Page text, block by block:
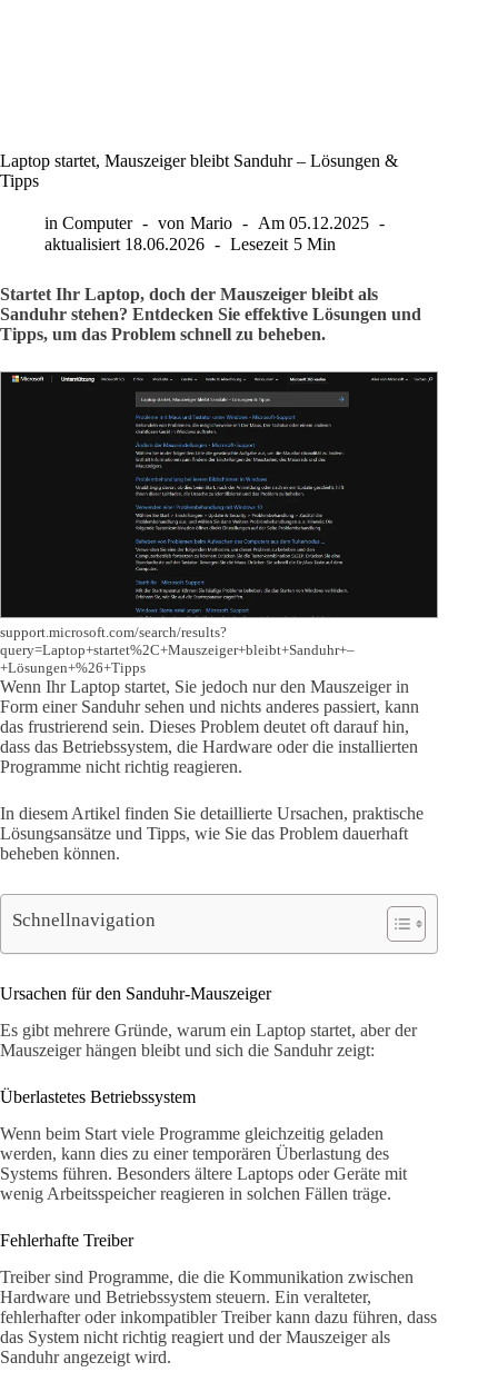
Laptop startet, Mauszeiger bleibt Sanduhr – Lösungen &
Tipps
in Computer von Mario Am 05.12.2025
aktualisiert 18.06.2026 Lesezeit 5 Min
Startet Ihr Laptop, doch der Mauszeiger bleibt als
Sanduhr stehen? Entdecken Sie effektive Lösungen und
Tipps, um das Problem schnell zu beheben.
support.microsoft.com/search/results?
query=Laptop+startet%2C+Mauszeiger+bleibt+Sanduhr+–
+Lösungen+%26+Tipps
Wenn Ihr Laptop startet, Sie jedoch nur den Mauszeiger in
Form einer Sanduhr sehen und nichts anderes passiert, kann
das frustrierend sein. Dieses Problem deutet oft darauf hin,
dass das Betriebssystem, die Hardware oder die installierten
Programme nicht richtig reagieren.
In diesem Artikel finden Sie detaillierte Ursachen, praktische
Lösungsansätze und Tipps, wie Sie das Problem dauerhaft
beheben können.
Schnellnavigation
Ursachen für den Sanduhr-Mauszeiger
Es gibt mehrere Gründe, warum ein Laptop startet, aber der
Mauszeiger hängen bleibt und sich die Sanduhr zeigt:
Überlastetes Betriebssystem
Wenn beim Start viele Programme gleichzeitig geladen
werden, kann dies zu einer temporären Überlastung des
Systems führen. Besonders ältere Laptops oder Geräte mit
wenig Arbeitsspeicher reagieren in solchen Fällen träge.
Fehlerhafte Treiber
Treiber sind Programme, die die Kommunikation zwischen
Hardware und Betriebssystem steuern. Ein veralteter,
fehlerhafter oder inkompatibler Treiber kann dazu führen, dass
das System nicht richtig reagiert und der Mauszeiger als
Sanduhr angezeigt wird.